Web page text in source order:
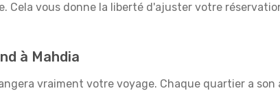
Cela vous donne la liberté d'ajuster votre
à Mahdia
vraiment votre voyage. Chaque quartier a